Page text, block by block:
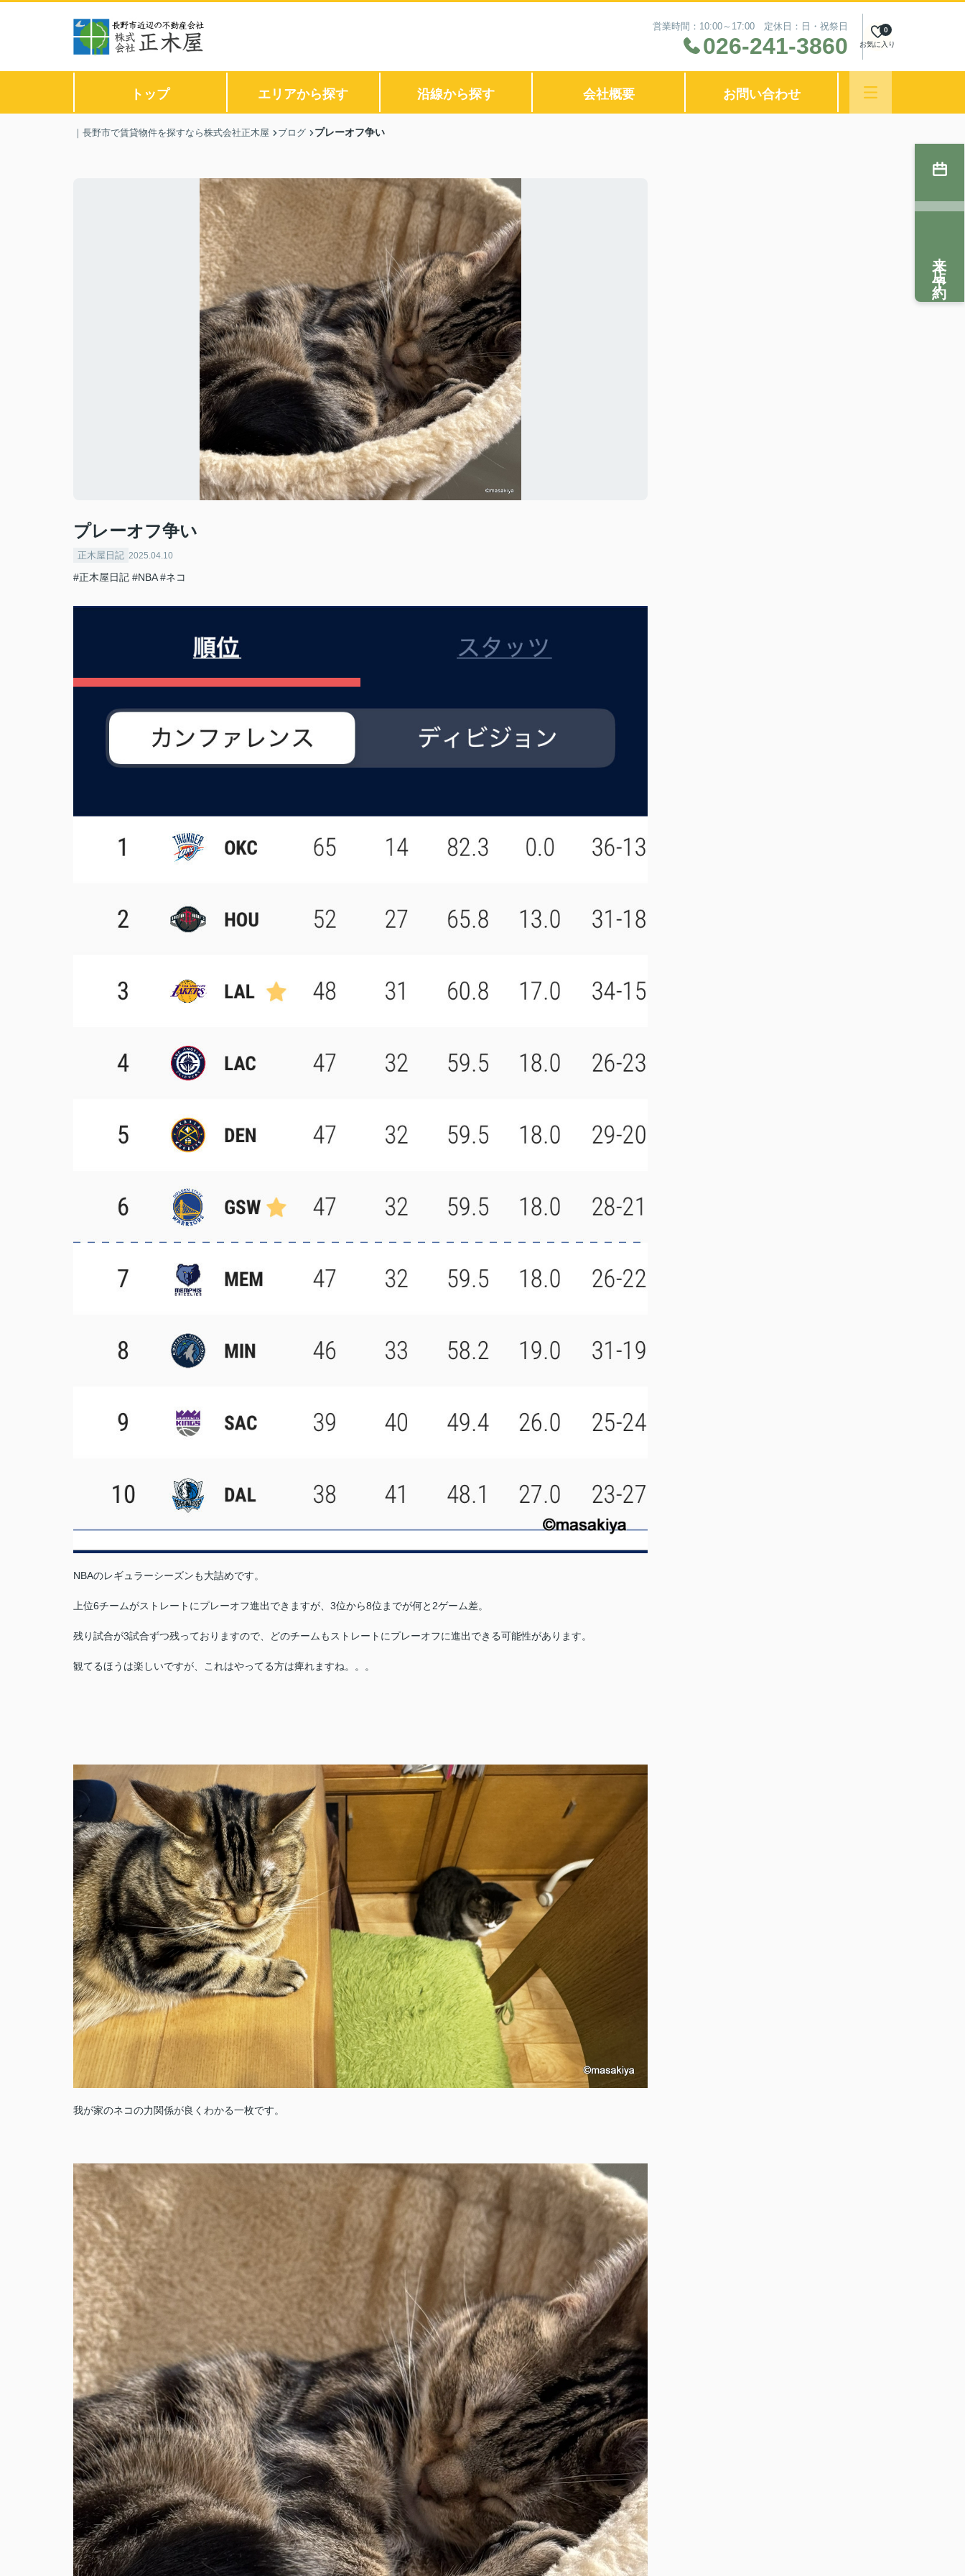
営業時間：10:00～17:00 定休日：日・祝祭日
026-241-3860 お気に入り
0
トップ エリアから探す 沿線から探す 会社概要 お問い合わせ
｜長野市で賃貸物件を探すなら株式会社正木屋 ブログ プレーオフ争い
プレーオフ争い
正木屋日記 2025.04.10
#正木屋日記 #NBA #ネコ
NBAのレギュラーシーズンも大詰めです。
上位6チームがストレートにプレーオフ進出できますが、3位から8位までが何と2ゲーム差。
残り試合が3試合ずつ残っておりますので、どのチームもストレートにプレーオフに進出できる可能性があります。
観てるほうは楽しいですが、これはやってる方は痺れますね。。。
我が家のネコの力関係が良くわかる一枚です。
来店予約